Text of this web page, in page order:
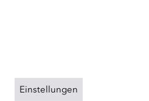
Einstellungen